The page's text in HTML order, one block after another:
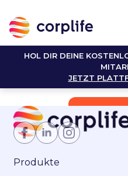
HOL DIR DEINE
JETZT
Jetzt
Produkte